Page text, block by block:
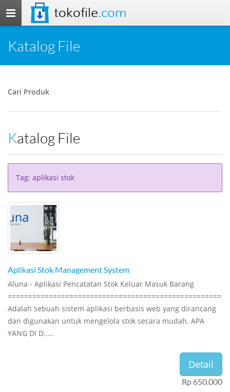
Toggle
navigation
tokofile.com
Katalog File
Cari Produk
Katalog File
Tag: aplikasi stok
Aplikasi Stok Management System
Aluna - Aplikasi Pencatatan Stok Keluar Masuk Barang
====================================================
Adalah sebuah sistem aplikasi berbasis web yang dirancang
dan digunakan untuk mengelola stok secara mudah. APA
YANG DI D.....
Detail
Rp 650.000